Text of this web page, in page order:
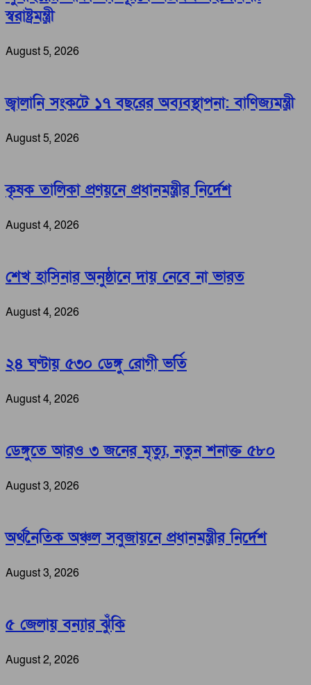
স্বরাষ্ট্রমন্ত্রী
August 5, 2026
জ্বালানি সংকটে ১৭ বছরের অব্যবস্থাপনা: বাণিজ্যমন্ত্রী
August 5, 2026
কৃষক তালিকা প্রণয়নে প্রধানমন্ত্রীর নির্দেশ
August 4, 2026
শেখ হাসিনার অনুষ্ঠানে দায় নেবে না ভারত
August 4, 2026
২৪ ঘণ্টায় ৫৩০ ডেঙ্গু রোগী ভর্তি
August 4, 2026
ডেঙ্গুতে আরও ৩ জনের মৃত্যু, নতুন শনাক্ত ৫৮০
August 3, 2026
অর্থনৈতিক অঞ্চল সবুজায়নে প্রধানমন্ত্রীর নির্দেশ
August 3, 2026
৫ জেলায় বন্যার ঝুঁকি
August 2, 2026